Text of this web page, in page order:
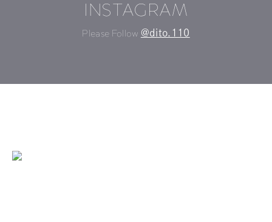
INSTAGRAM
Please Follow @dito.110